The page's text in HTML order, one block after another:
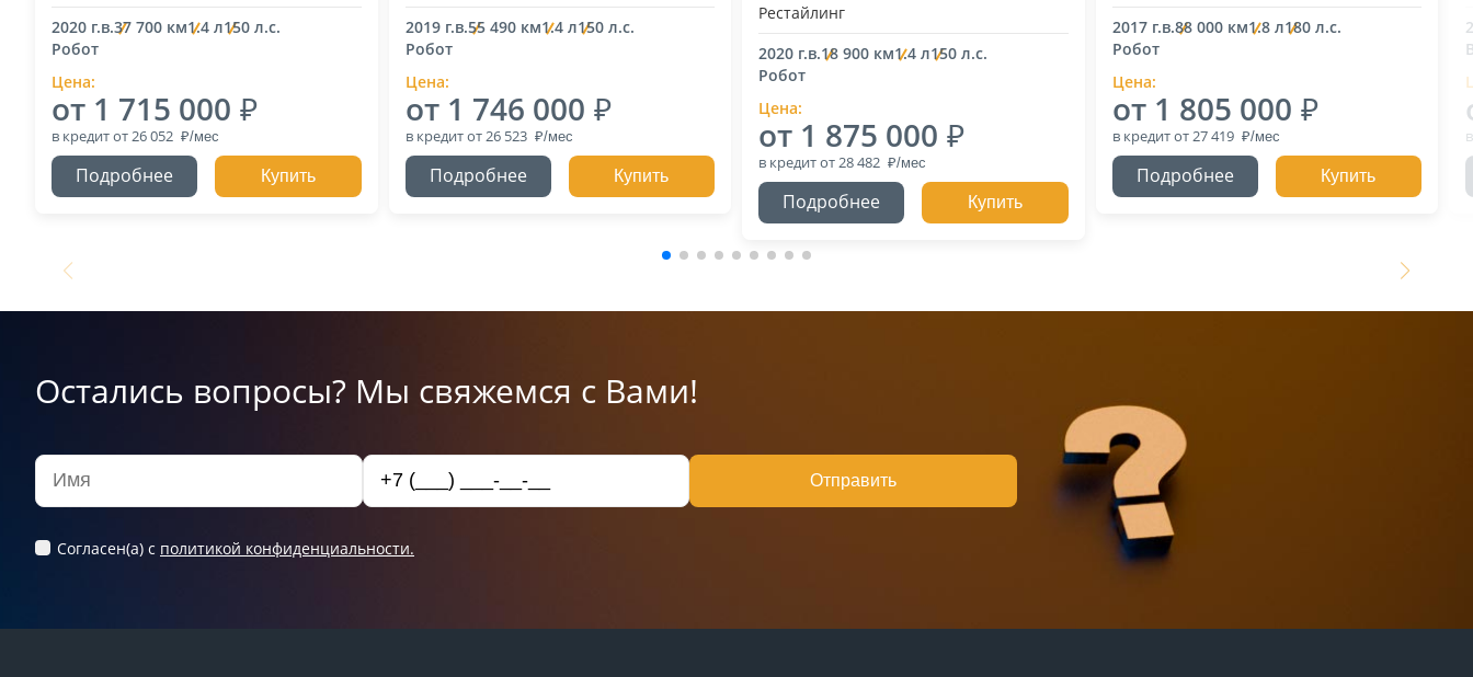
2020 г.в.37 700 км1.4 л150 л.с.
Робот
Цена:
от 1 715 000
в кредитот 26 052
Подробнее Купить
2019 г.в.55 490 км1.4 л150 л.с.
Робот
Цена:
от 1 746 000
в кредитот 26 523
Подробнее Купить
Рестайлинг
2020 г.в.18 900 км1.4 л150 л.с.
Робот
Цена:
от 1 875 000
в кредитот 28 482
Подробнее Купить
2017 г.в.88 000 км1.8 л180 л.с.
Робот
Цена:
от 1 805 000
в кредитот 27 419
Подробнее Купить
Остались вопросы? Мы свяжемся с Вами!
Отправить
Согласен(а) c политикой конфиденциальности.